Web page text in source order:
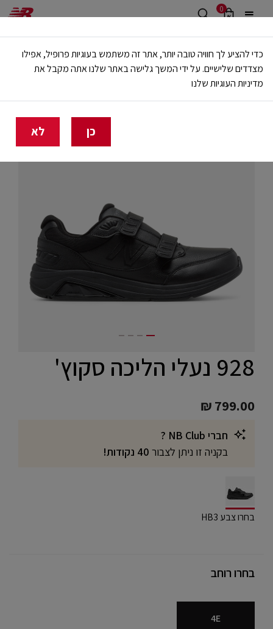
0
משלוח חינם מעל 499 ש"ח
🔥 20% הנחה על כל הביגוד באתר ובחנויות - לזמן מוגבל
בית גברים נעליים הליכה
928 נעלי הליכה סקוץ'
₪ 799.00
חברי NB Club ?
בקניה זו ניתן לצבור
selected
בחרו צבע HB3
בחרו רוחב
4E
כדי להציע לך חוויה טובה יותר, אתר זה משתמש בעוגיות פרופיל, אפילו
מצדדים שלישיים. על ידי המשך גלישה באתר שלנו אתה מקבל את
מדיניות העוגיות שלנו
כן לא